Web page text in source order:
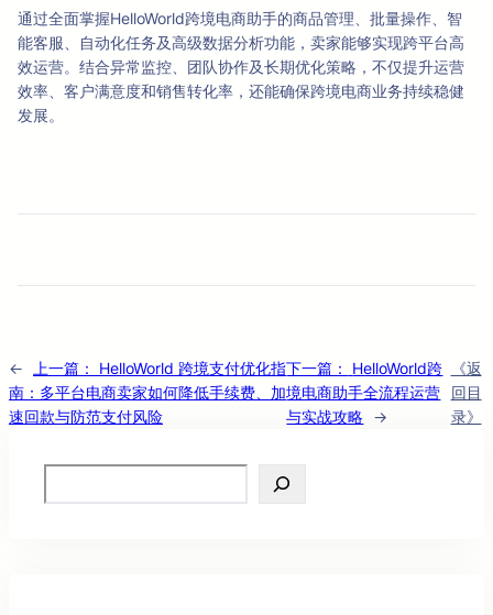
通过全面掌握HelloWorld跨境电商助手的商品管理、批量操作、智
能客服、自动化任务及高级数据分析功能，卖家能够实现跨平台高
效运营。结合异常监控、团队协作及长期优化策略，不仅提升运营
效率、客户满意度和销售转化率，还能确保跨境电商业务持续稳健
发展。
← 上一篇：
HelloWorld 跨境支付优化指
南：多平台电商卖家如何降低手续费、加
速回款与防范支付风险
下一篇：
HelloWorld跨
境电商助手全流程运营
与实战攻略 →
《返
回目
录》